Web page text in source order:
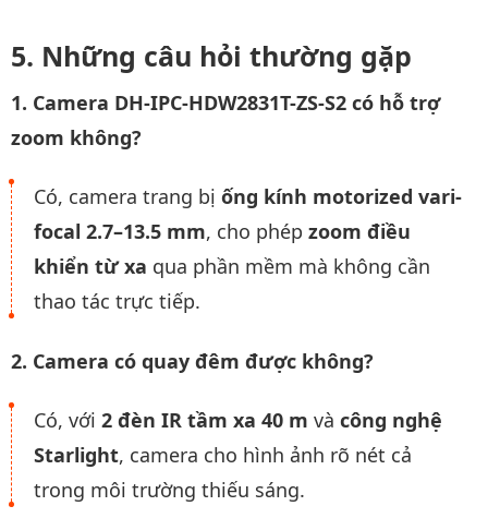
Những câu hỏi thường gặp
1. Camera DH-IPC-HDW2831T-ZS-S2 có hỗ trợ
zoom không?
Có, camera trang bị ống kính motorized vari-
focal 2.7–13.5 mm, cho phép zoom điều
khiển từ xa qua phần mềm mà không cần
thao tác trực tiếp.
2. Camera có quay đêm được không?
Có, với 2 đèn IR tầm xa 40 m và công nghệ
Starlight, camera cho hình ảnh rõ nét cả
trong môi trường thiếu sáng.